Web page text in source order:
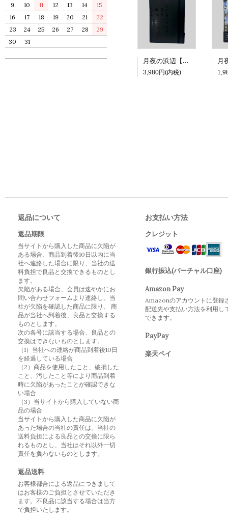
月夜の浜辺【特装版】
3,980円(内税)
9
10 11 12 13 14
15
16
17 18 19 20 21
22
23
24 25 26 27 28
29
30
31
返品について
返品期限
当サイトから購入した商品に欠陥が
ある場合、商品到着後10日以内に当
社へ連絡した場合に限り、当社の送
料負担で良品と交換できるものとし
ます。
欠陥がある場合、会員は速やかにお
問い合わせフォームより連絡し、当
社が欠陥を確認した商品に限り、 商
品が当社へ到着後、良品と交換する
ものとします。
次の各号に該当する場合、良品との
交換はできないものとします。
（1）当社への連絡が商品到着後10日
を経過している場合
（2）商品を使用したこと、破損した
こと、汚したこと等により商品到着
時に欠陥があったことが確認できな
い場合
（3）当サイトから購入していない商
品の場合
当サイトから購入した商品に欠陥が
あった場合の当社の責任は、当社の
送料負担による良品との交換に限ら
れるものとし、当社はそれ以外一切
責任を負わないものとします。
返品送料
お客様都合による返品につきまして
はお客様のご負担とさせていただき
ます。不良品に該当する場合は当方
で負担いたします。
お支払い方法
クレジット
銀行振込(バーチャル口座)
Amazon Pay
Amazonのアカウントに登録
配送先や支払い方法を利用し
できます。
PayPay
楽天ペイ